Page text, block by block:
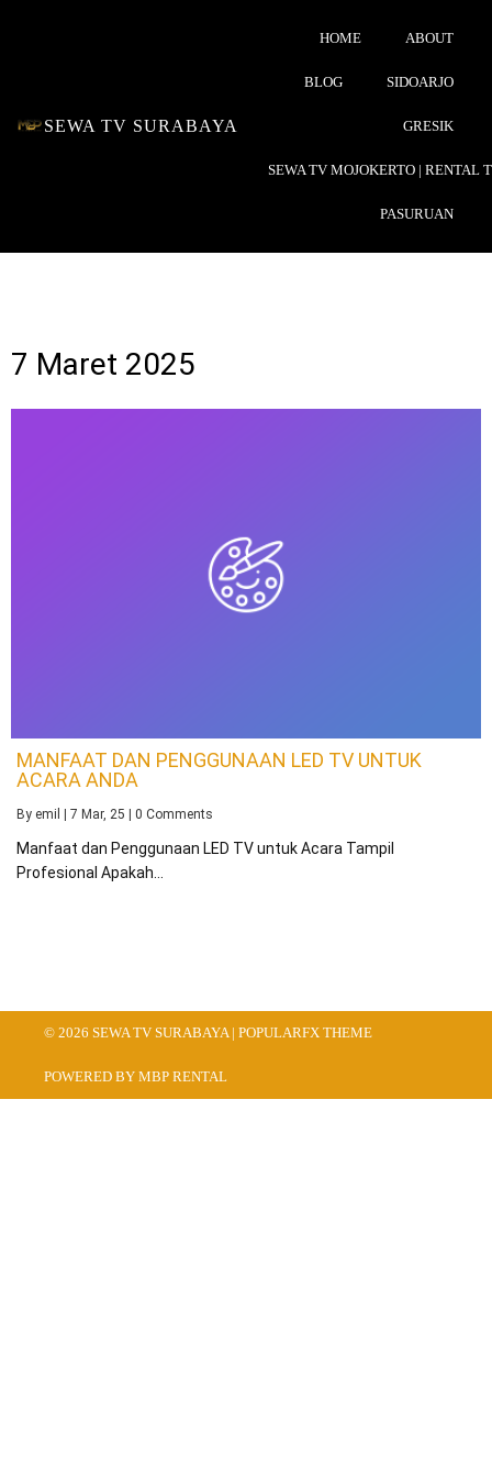
SEWA TV SURABAYA
HOME ABOUT
BLOG SIDOARJO
GRESIK
SEWA TV MOJOKERTO | RENTAL
PASURUAN
7 Maret 2025
MANFAAT DAN PENGGUNAAN LED TV UNTUK
ACARA ANDA
By emil | 7 Mar, 25 | 0 Comments
Manfaat dan Penggunaan LED TV untuk Acara Tampil
Profesional Apakah…
© 2026 SEWA TV SURABAYA | POPULARFX THEME
POWERED BY MBP RENTAL